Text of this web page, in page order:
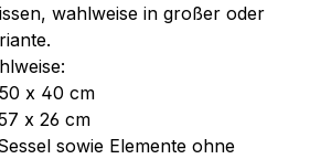
wahlweise in großer oder
50 x 40 cm
x 26 cm
sowie Elemente ohne